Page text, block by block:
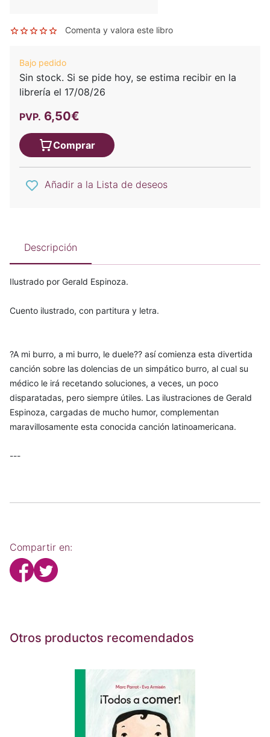
Comenta y valora este libro
Bajo pedido
Sin stock. Si se pide hoy, se estima recibir en la
librería el 17/08/26
PVP. 6,50€
Comprar
Añadir a la Lista de deseos
Descripción
Ilustrado por Gerald Espinoza.
Cuento ilustrado, con partitura y letra.
?A mi burro, a mi burro, le duele?? así comienza esta divertida
canción sobre las dolencias de un simpático burro, al cual su
médico le irá recetando soluciones, a veces, un poco
disparatadas, pero siempre útiles. Las ilustraciones de Gerald
Espinoza, cargadas de mucho humor, complementan
maravillosamente esta conocida canción latinoamericana.
---
Compartir en:
Otros productos recomendados